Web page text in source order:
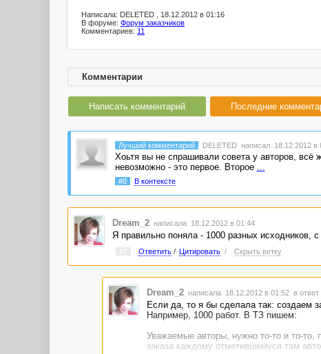
Написала: DELETED , 18.12.2012 в 01:16
В форуме: Форум заказчиков
Комментариев: 11
Комментарии
Написать комментарий Последние
Лучший комментарий DELETED написал 18.12.2012 в
Хоьтя вы не спрашивали совета у авторов, всё
невозможно - это первое. Второе ...
#8 В контексте
Dream_2 написала 18.12.2012 в 01:44
Я правильно поняла - 1000 разных исходников,
Ответить/ Цитировать / Скрыть ветку
Dream_2 написала 18.12.2012 в 01:52 в ответ
Если да, то я бы сделала так: создаем
Например, 1000 работ. В ТЗ пишем:
Уважаемые авторы, нужно то-то и то-то,
заказа каждому отметившемуся там